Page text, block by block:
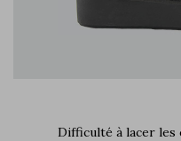
Difficulté à lacer les